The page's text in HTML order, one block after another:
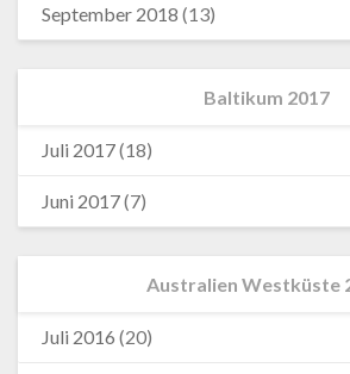
September 2018 (13)
Baltikum 2017
Juli 2017(18)
Juni 2017(7)
Australien Westküste
Juli 2016 (20)